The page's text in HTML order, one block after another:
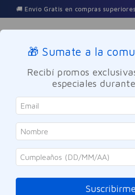
🚚 Envío Gratis en compras
Buscar
protector-solar-facial-fps-50-con-
50gr
No encontramos ningún
protector-solar-facial-
🎁 Sumate a la
Recibí promos
especiales
Suscribirme